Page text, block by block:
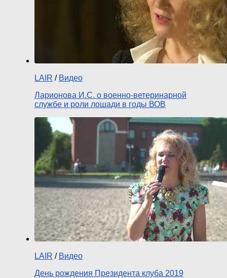
LAIR / Видео
Ларионова И.С. о военно-ветеринарной
службе и роли лошади в годы ВОВ
LAIR / Видео
День рождения Президента клуба 2019